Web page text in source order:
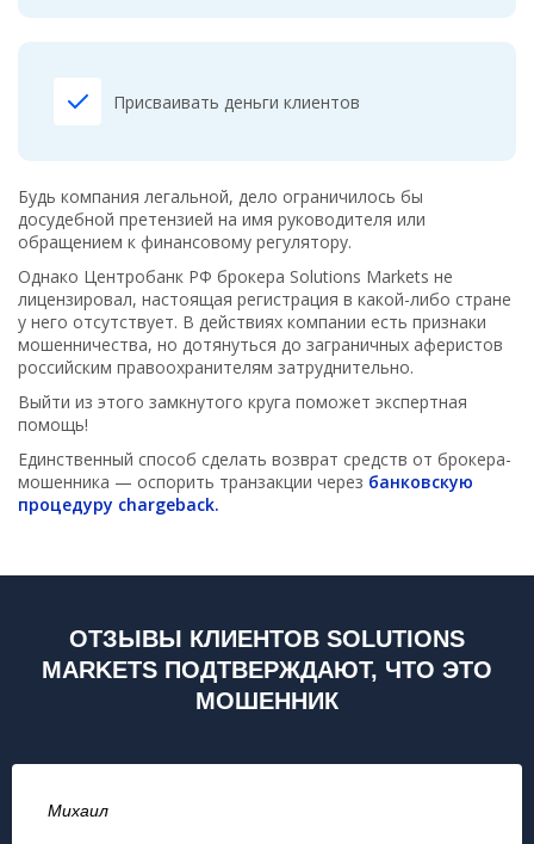
Присваивать деньги клиентов
Будь компания легальной, дело ограничилось бы
досудебной претензией на имя руководителя или
обращением к финансовому регулятору.
Однако Центробанк РФ брокера Solutions Markets не
лицензировал, настоящая регистрация в какой-либо стране
у него отсутствует. В действиях компании есть признаки
мошенничества, но дотянуться до заграничных аферистов
российским правоохранителям затруднительно.
Выйти из этого замкнутого круга поможет экспертная
помощь!
Единственный способ сделать возврат средств от брокера-
мошенника — оспорить транзакции через банковскую
процедуру chargeback.
ОТЗЫВЫ КЛИЕНТОВ SOLUTIONS
MARKETS ПОДТВЕРЖДАЮТ, ЧТО ЭТО
МОШЕННИК
Михаил